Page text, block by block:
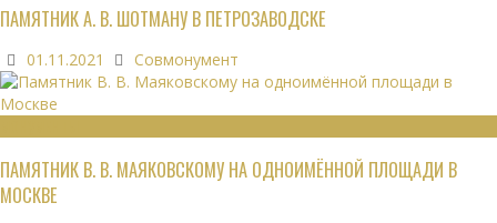
ПАМЯТНИК А. В. ШОТМАНУ В ПЕТРОЗАВОДСКЕ
01.11.2021 Совмонумент
ПАМЯТНИК В. В. МАЯКОВСКОМУ НА ОДНОИМЁННОЙ ПЛОЩАДИ В
МОСКВЕ